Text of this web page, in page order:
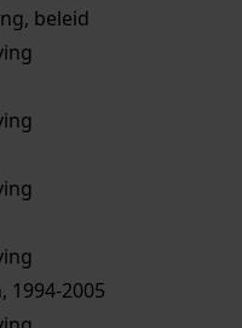
beleid
1994-2005